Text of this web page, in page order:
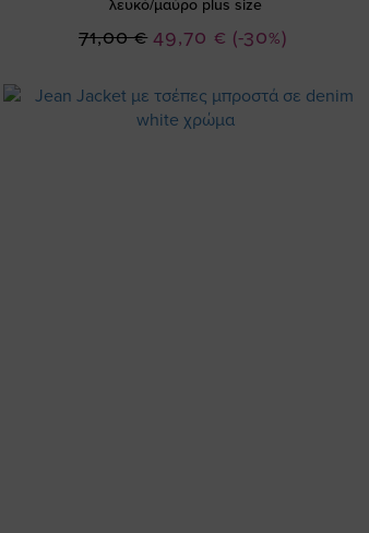
λευκό/μαύρο plus size
(-30%)
Ειδική
49,70 €
71,00 €